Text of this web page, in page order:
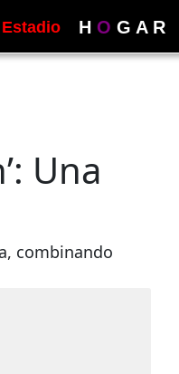
Estadio H O G A R
Una
combinando